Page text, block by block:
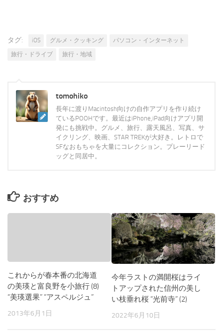
タグ: iOS グルメ・クッキング
パソコン・インターネット
旅行・ドライブ
旅行・地域
tomohiko
長年に渡りMacintosh向けの自作アプリを作り続け
ているPOOHです。最近はiPhone,iPad向けアプリ開
発にも挑戦中。グルメ、旅行、露天風呂、写真、サ
イクリング、映画、STAR TREKが大好き。レトロで
SFなおもちゃを大量にコレクション。プレーリード
ッグと同居中。
おすすめ
これからが春本番の北海道
の美瑛と富良野を小旅行 (8)
“美瑛選果” “アスペルジュ”
2013年6月1日
今年ラストの満開桜はライ
トアップされた信州の美し
い枝垂れ桜 “光前寺” (2)
2022年6月10日